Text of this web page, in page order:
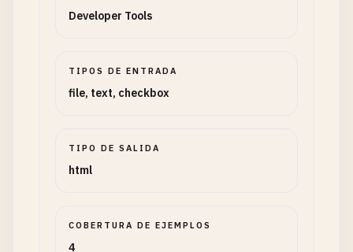
Developer Tools
TIPOS DE ENTRADA
file, text, checkbox
TIPO DE SALIDA
html
COBERTURA DE EJEMPLOS
4